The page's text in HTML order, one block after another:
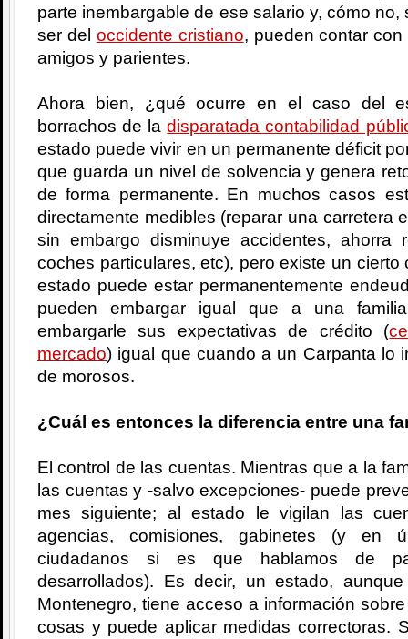
parte inembargable de ese salario y, cómo no,
ser del occidente cristiano, pueden contar
amigos y parientes.
Ahora bien, ¿qué ocurre en el caso del
borrachos de ladisparatada contabilidad
estado puede vivir en un permanente déficit
que guarda un nivel de solvencia y genera
de forma permanente. En muchos casos
directamente medibles (reparar una carretera
sin embargo disminuye accidentes, ahorra
coches particulares, etc), pero existe un
estado puede estar permanentemente
pueden embargar igual que a una
embargarle sus expectativas de crédito (
mercado) igual que cuando a un Carpanta lo
de morosos.
¿Cuál es entonces la diferencia entre una
El control de las cuentas. Mientras que a la
las cuentas y -salvo excepciones- puede
mes siguiente; al estado le vigilan las
agencias, comisiones, gabinetes (y en
ciudadanos si es que hablamos de
desarrollados). Es decir, un estado,
Montenegro, tiene acceso a información
cosas y puede aplicar medidas correctoras.